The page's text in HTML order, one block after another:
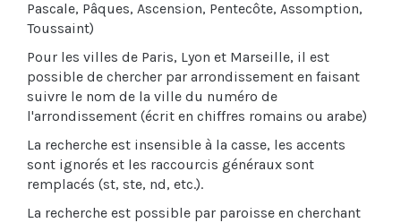
Pascale, Pâques, Ascension, Pentecôte, Assomption,
Toussaint)
Pour les villes de Paris, Lyon et Marseille, il est
possible de chercher par arrondissement en faisant
suivre le nom de la ville du numéro de
l'arrondissement (écrit en chiffres romains ou arabe)
La recherche est insensible à la casse, les accents
sont ignorés et les raccourcis généraux sont
remplacés (st, ste, nd, etc.).
La recherche est possible par paroisse en cherchant